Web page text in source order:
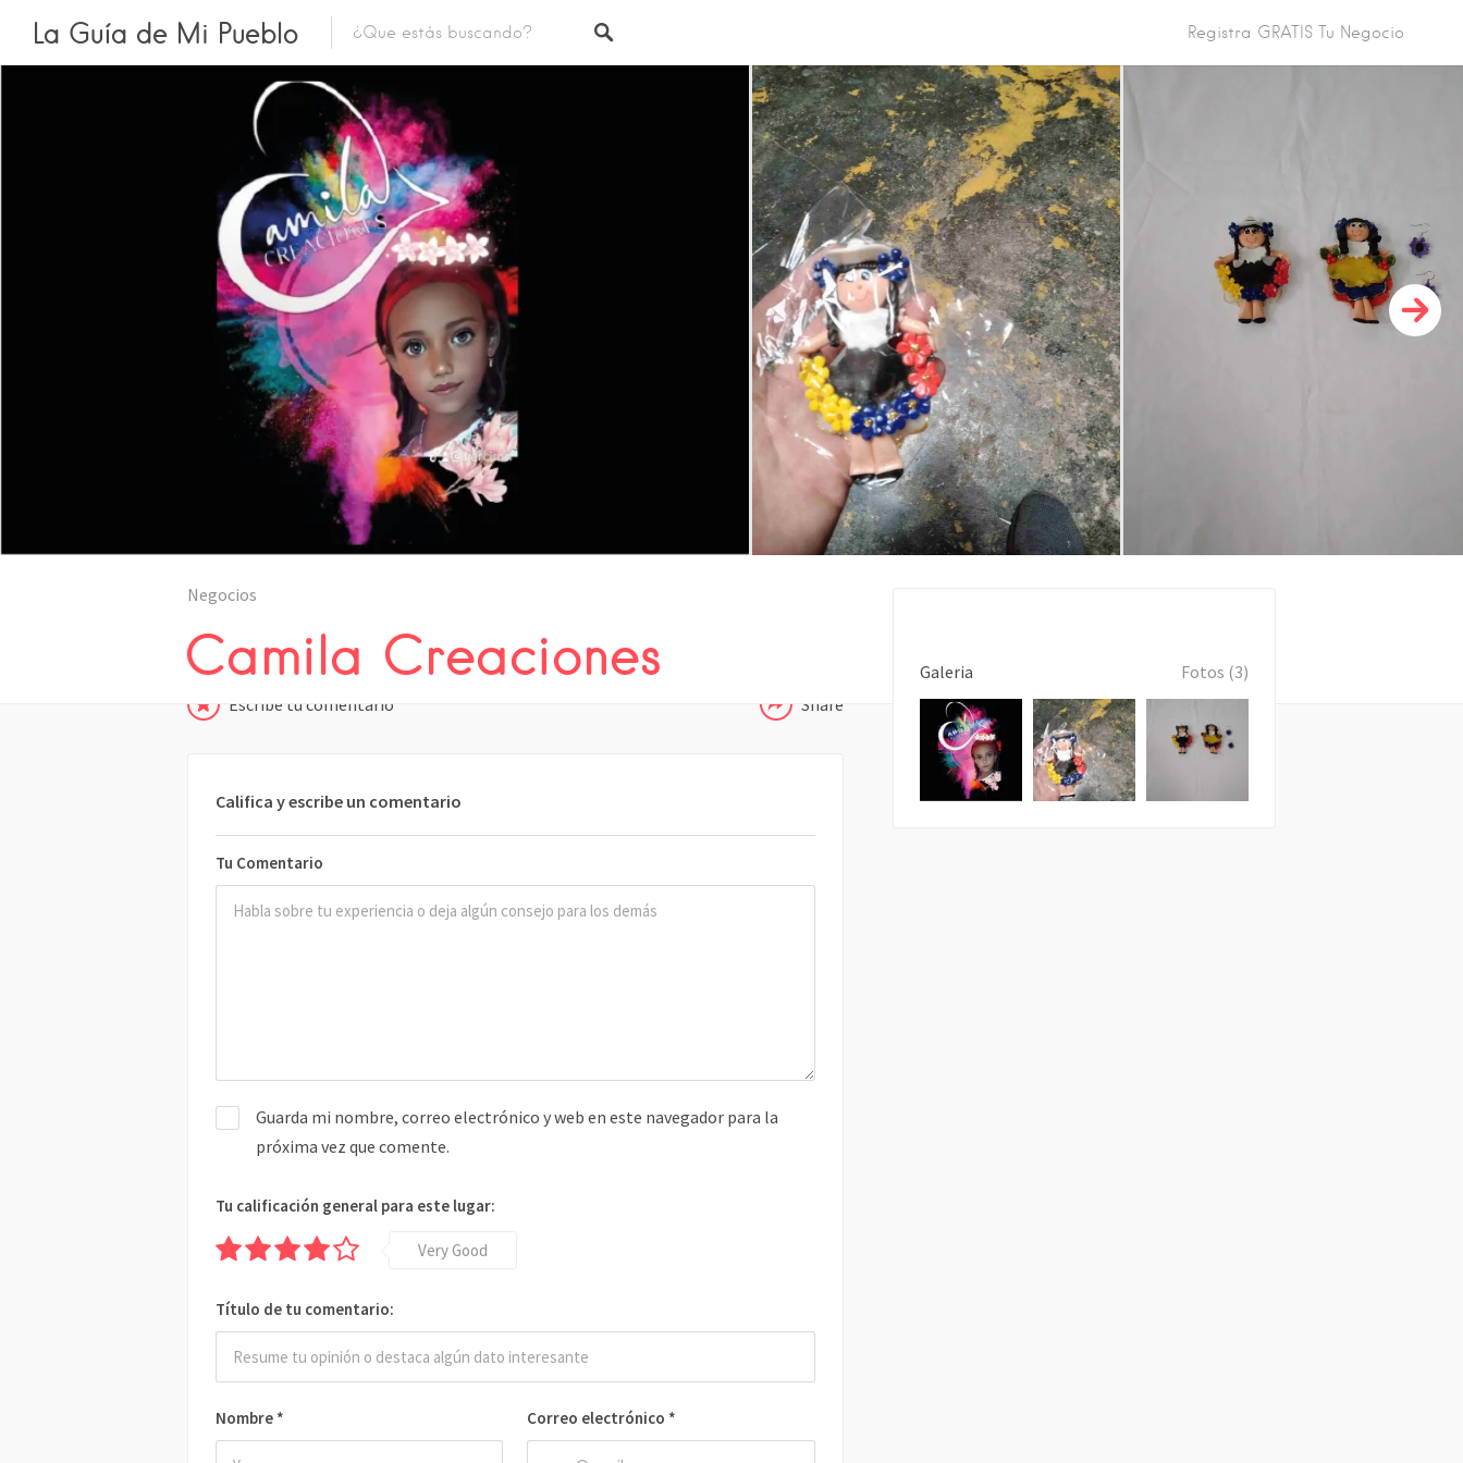
La Guía de Mi Pueblo Registra GRATIS Tu Negocio
Negocios
Camila Creaciones
Escribe tu comentario Share
Califica y escribe un comentario
Tu Comentario
Nombre * Correo electrónico *
Guarda mi nombre, correo electrónico y web en este navegador para la
próxima vez que comente.
Tu calificación general para este lugar:
Very Good
Título de tu comentario:
Galeria Fotos (3)